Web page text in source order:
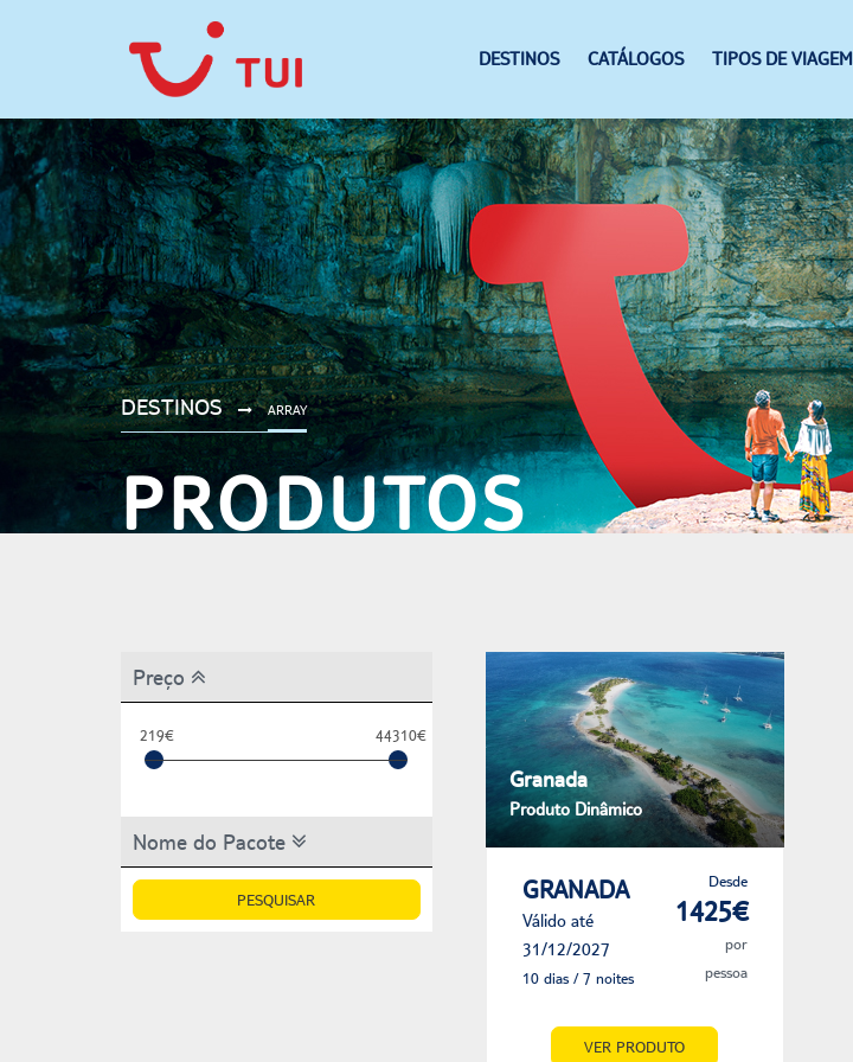
DESTINOS CATÁLOGOS TIPOS DE VIAGEM
DESTINOS ARRAY
PRODUTOS
Preço
219€ 44310€
Nome do Pacote
PESQUISAR
Granada
Produto Dinâmico
GRANADA
Válido até
31/12/2027
10 dias / 7 noites
Desde
1425€
por
pessoa
VER PRODUTO